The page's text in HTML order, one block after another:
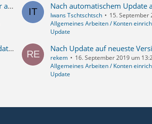
Nach Update 78.2.2 werden keine Mails mehr abgerufen
Iwans Tschtschtsch
15. September
Allgemeines Arbeiten / Konten
Update
Ausgelagerte Mails fehlen nach Windows-Update auf neuer SSD
rekem
16. September 2019 um
Allgemeines Arbeiten / Konten
Update